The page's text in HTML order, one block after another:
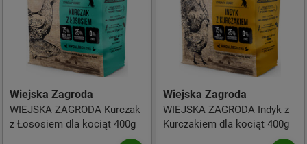
Wiejska Zagroda
WIEJSKA ZAGRODA Kurczak
z Łososiem dla kociąt 400g
Wiejska Zagroda
WIEJSKA ZAGRODA Indyk z
Kurczakiem dla kociąt 400g